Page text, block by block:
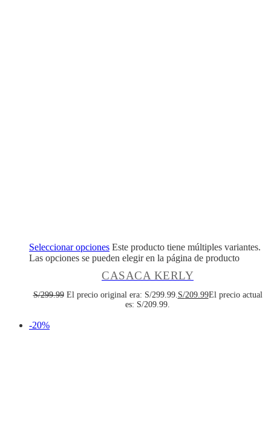
Seleccionar opciones Este producto tiene múltiples variantes.
Las opciones se pueden elegir en la página de producto
CASACA KERLY
S/299.99 El precio original era: S/299.99.S/209.99El precio actual
es: S/209.99.
-20%